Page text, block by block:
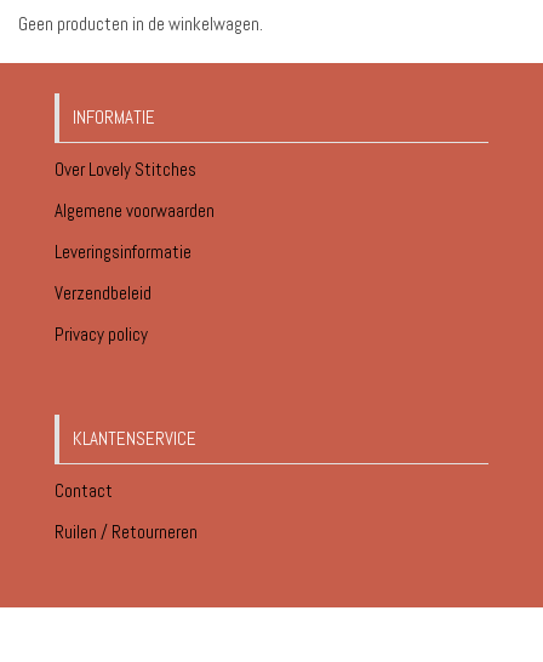
Geen producten in de winkelwagen.
INFORMATIE
Over Lovely Stitches
Algemene voorwaarden
Leveringsinformatie
Verzendbeleid
Privacy policy
KLANTENSERVICE
Contact
Ruilen / Retourneren